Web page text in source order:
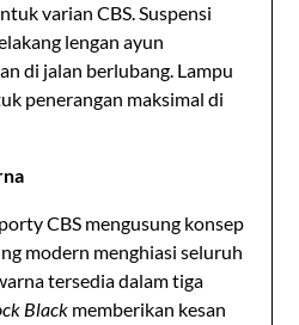
varian CBS. Suspensi
lengan ayun
di jalan berlubang. Lampu
penerangan maksimal di
CBS mengusung konsep
modern menghiasi seluruh
tersedia dalam tiga
Black memberikan kesan